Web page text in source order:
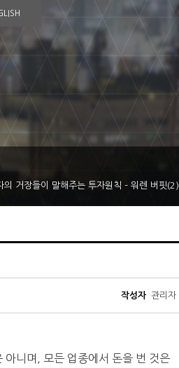
의 거장들이 말해주는 투자원칙 – 워렌 버핏(2)
작성자 관리자
아니며, 모든 업종에서 돈을 번 것은